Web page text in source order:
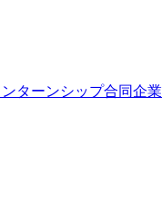
ターンシップ合同企